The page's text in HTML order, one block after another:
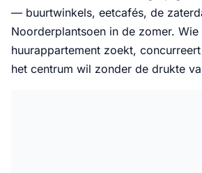
— buurtwinkels, eetcafés, de
Noorderplantsoen in de zomer. Wie
huurappartement zoekt,
het centrum wil zonder de drukte